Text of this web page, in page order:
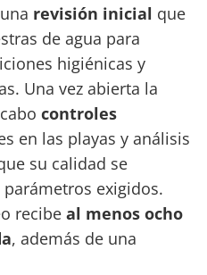
revisión inicial que
de agua para
higiénicas y
Una vez abierta la
controles
en las playas y análisis
su calidad se
exigidos.
recibe al menos ocho
, además de una